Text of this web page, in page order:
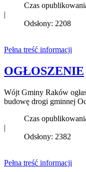
Czas
|
Odsłony: 2208
Pełna treść informacji
OGŁOSZENIE
Wójt Gminy Raków
budowę drogi gminnej
Czas
|
Odsłony: 2382
Pełna treść informacji